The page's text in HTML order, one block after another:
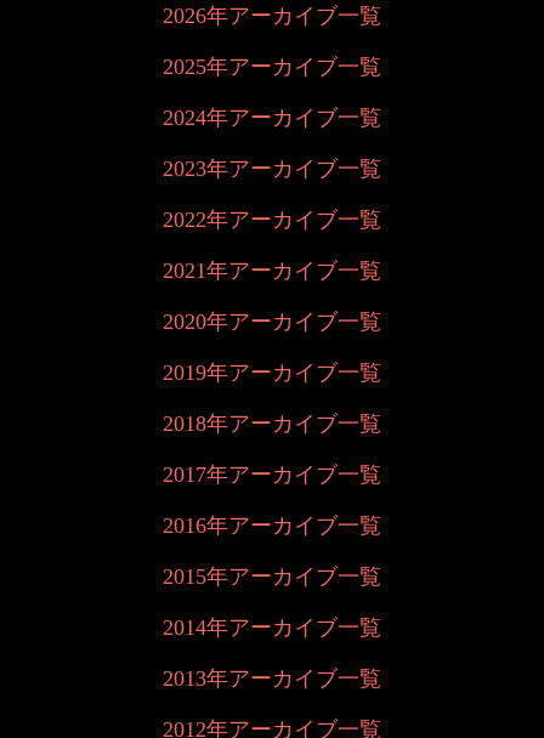
2026年アーカイブ一覧
2025年アーカイブ一覧
2024年アーカイブ一覧
2023年アーカイブ一覧
2022年アーカイブ一覧
2021年アーカイブ一覧
2020年アーカイブ一覧
2019年アーカイブ一覧
2018年アーカイブ一覧
2017年アーカイブ一覧
2016年アーカイブ一覧
2015年アーカイブ一覧
2014年アーカイブ一覧
2013年アーカイブ一覧
2012年アーカイブ一覧